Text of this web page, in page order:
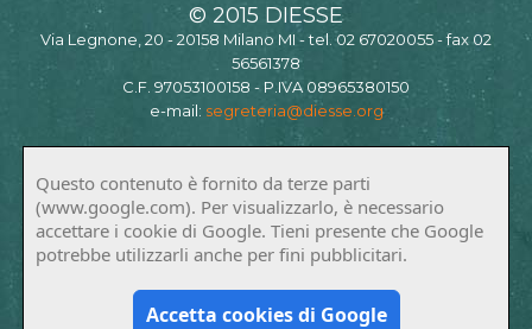
© 2015 DIESSE
Via Legnone, 20 - 20158 Milano MI - tel. 02 67020055 - fax 02
56561378
C.F. 97053100158 - P.IVA 08965380150
e-mail: segreteria@diesse.org
Questo contenuto è fornito da terze parti
(www.google.com). Per visualizzarlo, è necessario
accettare i cookie di Google. Tieni presente che Google
potrebbe utilizzarli anche per fini pubblicitari.
Accetta cookies di Google